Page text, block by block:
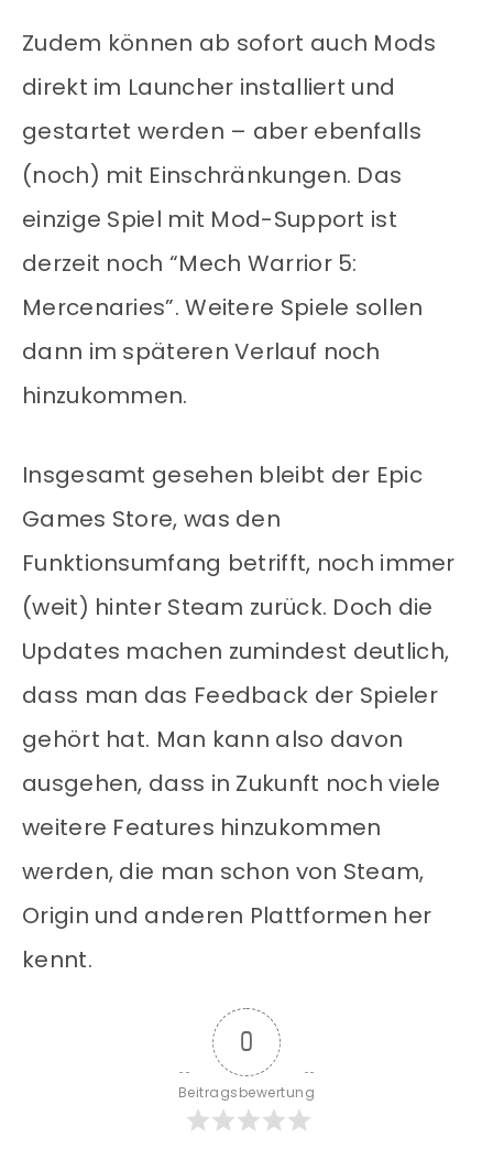
Zudem können ab sofort auch Mods
direkt im Launcher installiert und
gestartet werden – aber ebenfalls
(noch) mit Einschränkungen. Das
einzige Spiel mit Mod-Support ist
derzeit noch “Mech Warrior 5:
Mercenaries”. Weitere Spiele sollen
dann im späteren Verlauf noch
hinzukommen.
Insgesamt gesehen bleibt der Epic
Games Store, was den
Funktionsumfang betrifft, noch immer
(weit) hinter Steam zurück. Doch die
Updates machen zumindest deutlich,
dass man das Feedback der Spieler
gehört hat. Man kann also davon
ausgehen, dass in Zukunft noch viele
weitere Features hinzukommen
werden, die man schon von Steam,
Origin und anderen Plattformen her
kennt.
0
Beitragsbewertung